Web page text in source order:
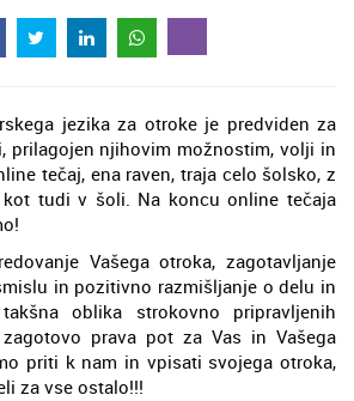
jezika za otroke je predviden za
prilagojen njihovim možnostim, volji in
tečaj, ena raven, traja celo šolsko, z
tudi v šoli. Na koncu online tečaja
Vašega otroka, zagotavljanje
in pozitivno razmišljanje o delu in
oblika strokovno pripravljenih
prava pot za Vas in Vašega
priti k nam in vpisati svojega otroka,
za vse ostalo!!!